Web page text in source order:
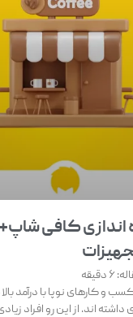
اندازی کافی
6 دقیقه
و کارهای نوپا با درآمد
اند. از این رو افراد زیادی